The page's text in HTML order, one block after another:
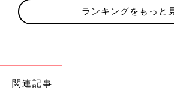
注文完了ボタンを押してから配達員さん
間、食べたい気持ちを維持するのが本当に
丁寧な暮らしに憧れているが、部屋はめち
インスタグラム：hiyokoegg11
ランキングをもっと
関連記事